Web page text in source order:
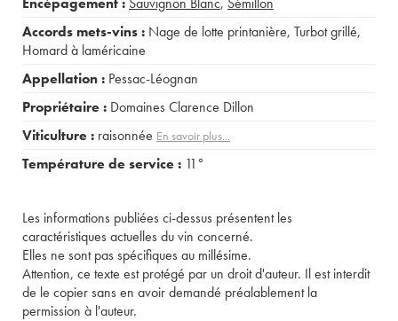
Accords mets-vins : Nage de lotte printanière, Turbot grillé,
Homard à laméricaine
Appellation : Pessac-Léognan
Propriétaire : Domaines Clarence Dillon
Viticulture : raisonnée En savoir plus...
Température de service : 11°
Les informations publiées ci-dessus présentent les
caractéristiques actuelles du vin concerné.
Elles ne sont pas spécifiques au millésime.
Attention, ce texte est protégé par un droit d'auteur. Il est interdit
de le copier sans en avoir demandé préalablement la
permission à l'auteur.